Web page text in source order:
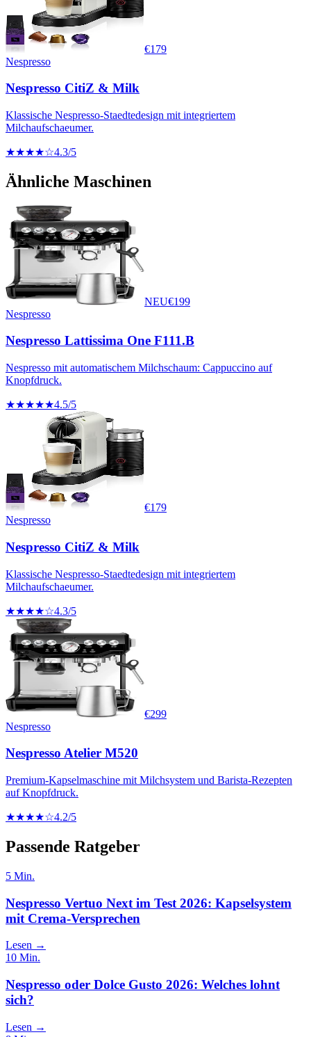
€179
Nespresso
Nespresso CitiZ & Milk
Klassische Nespresso-Staedtedesign mit integriertem
Milchaufschaeumer.
★★★★☆4.3/5
Ähnliche Maschinen
NEU€199
Nespresso
Nespresso Lattissima One F111.B
Nespresso mit automatischem Milchschaum: Cappuccino auf
Knopfdruck.
★★★★★4.5/5
€179
Nespresso
Nespresso CitiZ & Milk
Klassische Nespresso-Staedtedesign mit integriertem
Milchaufschaeumer.
★★★★☆4.3/5
€299
Nespresso
Nespresso Atelier M520
Premium-Kapselmaschine mit Milchsystem und Barista-Rezepten
auf Knopfdruck.
★★★★☆4.2/5
Passende Ratgeber
5 Min.
Nespresso Vertuo Next im Test 2026: Kapselsystem
mit Crema-Versprechen
Lesen →
10 Min.
Nespresso oder Dolce Gusto 2026: Welches lohnt
sich?
Lesen →